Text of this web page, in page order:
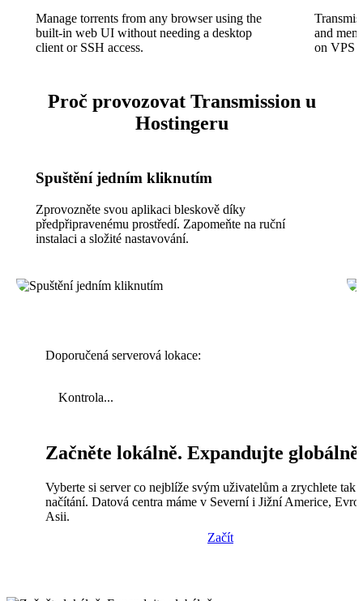
Manage torrents from any browser using the
built-in web UI without needing a desktop
client or SSH access.
and
on VPS
Proč provozovat Transmission u
Hostingeru
Spuštění jedním kliknutím
Zprovozněte svou aplikaci bleskově díky
předpřipravenému prostředí. Zapomeňte na ruční
instalaci a složité nastavování.
Doporučená serverová lokace:
Kontrola...
Začněte lokálně. Expandujte globálně
Vyberte si server co nejblíže svým uživatelům a zrychlete tak
načítání. Datová centra máme v Severní i Jižní Americe,
Asii.
Začít